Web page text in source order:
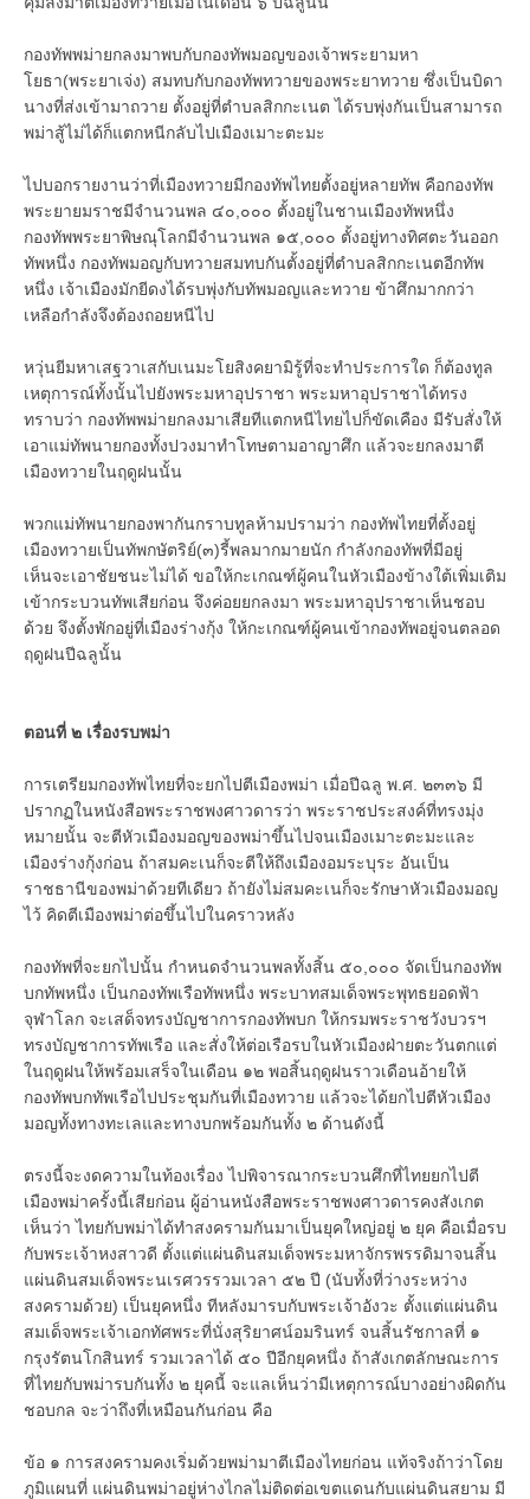
กองทัพพม่ายกลงมาพบกับกองทัพมอญของเจ้าพระยามหา
โยธา(พระยาเจ่ง) สมทบกับกองทัพทวายของพระยาทวาย ซึ่งเป็นบิดา
นางที่ส่งเข้ามาถวาย ตั้งอยู่ที่ตำบลสิกกะเนต ได้รบพุ่งกันเป็นสามารถ
พม่าสู้ไม่ได้ก็แตกหนีกลับไปเมืองเมาะตะมะ
ไปบอกรายงานว่าที่เมืองทวายมีกองทัพไทยตั้งอยู่หลายทัพ คือกองทัพ
พระยายมราชมีจำนวนพล ๔๐,๐๐๐ ตั้งอยู่ในชานเมืองทัพหนึ่ง
กองทัพพระยาพิษณุโลกมีจำนวนพล ๑๕,๐๐๐ ตั้งอยู่ทางทิศตะวันออก
ทัพหนึ่ง กองทัพมอญกับทวายสมทบกันตั้งอยู่ที่ตำบลสิกกะเนตอีกทัพ
หนึ่ง เจ้าเมืองมักยีดงได้รบพุ่งกับทัพมอญและทวาย ข้าศึกมากกว่า
เหลือกำลังจึงต้องถอยหนีไป
หวุ่นยีมหาเสฐวาเสกับเนมะโยสิงคยามิรู้ที่จะทำประการใด ก็ต้องทูล
เหตุการณ์ทั้งนั้นไปยังพระมหาอุปราชา พระมหาอุปราชาได้ทรง
ทราบว่า กองทัพพม่ายกลงมาเสียทีแตกหนีไทยไปก็ขัดเคือง มีรับสั่งให้
เอาแม่ทัพนายกองทั้งปวงมาทำโทษตามอาญาศึก แล้วจะยกลงมาตี
เมืองทวายในฤดูฝนนั้น
พวกแม่ทัพนายกองพากันกราบทูลห้ามปรามว่า กองทัพไทยที่ตั้งอยู่
เมืองทวายเป็นทัพกษัตริย์(๓)รี้พลมากมายนัก กำลังกองทัพที่มีอยู่
เห็นจะเอาชัยชนะไม่ได้ ขอให้กะเกณฑ์ผู้คนในหัวเมืองข้างใต้เพิ่มเติม
เข้ากระบวนทัพเสียก่อน จึงค่อยยกลงมา พระมหาอุปราชาเห็นชอบ
ด้วย จึงตั้งพักอยู่ที่เมืองร่างกุ้ง ให้กะเกณฑ์ผู้คนเข้ากองทัพอยู่จนตลอด
ฤดูฝนปีฉลูนั้น
ตอนที่ ๒ เรื่องรบพม่า
การเตรียมกองทัพไทยที่จะยกไปตีเมืองพม่า เมื่อปีฉลู พ.ศ. ๒๓๓๖ มี
ปรากฏในหนังสือพระราชพงศาวดารว่า พระราชประสงค์ที่ทรงมุ่ง
หมายนั้น จะตีหัวเมืองมอญของพม่าขึ้นไปจนเมืองเมาะตะมะและ
เมืองร่างกุ้งก่อน ถ้าสมคะเนก็จะตีให้ถึงเมืองอมระบุระ อันเป็น
ราชธานีของพม่าด้วยทีเดียว ถ้ายังไม่สมคะเนก็จะรักษาหัวเมืองมอญ
ไว้ คิดตีเมืองพม่าต่อขึ้นไปในคราวหลัง
กองทัพที่จะยกไปนั้น กำหนดจำนวนพลทั้งสิ้น ๕๐,๐๐๐ จัดเป็นกองทัพ
บกทัพหนึ่ง เป็นกองทัพเรือทัพหนึ่ง พระบาทสมเด็จพระพุทธยอดฟ้า
จุฬาโลก จะเสด็จทรงบัญชาการกองทัพบก ให้กรมพระราชวังบวรฯ
ทรงบัญชาการทัพเรือ และสั่งให้ต่อเรือรบในหัวเมืองฝ่ายตะวันตกแต่
ในฤดูฝนให้พร้อมเสร็จในเดือน ๑๒ พอสิ้นฤดูฝนราวเดือนอ้ายให้
กองทัพบกทัพเรือไปประชุมกันที่เมืองทวาย แล้วจะได้ยกไปตีหัวเมือง
มอญทั้งทางทะเลและทางบกพร้อมกันทั้ง ๒ ด้านดังนี้
ตรงนี้จะงดความในท้องเรื่อง ไปพิจารณากระบวนศึกที่ไทยยกไปตี
เมืองพม่าครั้งนี้เสียก่อน ผู้อ่านหนังสือพระราชพงศาวดารคงสังเกต
เห็นว่า ไทยกับพม่าได้ทำสงครามกันมาเป็นยุคใหญ่อยู่ ๒ ยุค คือเมื่อรบ
กับพระเจ้าหงสาวดี ตั้งแต่แผ่นดินสมเด็จพระมหาจักรพรรดิมาจนสิ้น
แผ่นดินสมเด็จพระนเรศวรรวมเวลา ๕๒ ปี (นับทั้งที่ว่างระหว่าง
สงครามด้วย) เป็นยุคหนึ่ง ทีหลังมารบกับพระเจ้าอังวะ ตั้งแต่แผ่นดิน
สมเด็จพระเจ้าเอกทัศพระที่นั่งสุริยาศน์อมรินทร์ จนสิ้นรัชกาลที่ ๑
กรุงรัตนโกสินทร์ รวมเวลาได้ ๕๐ ปีอีกยุคหนึ่ง ถ้าสังเกตลักษณะการ
ที่ไทยกับพม่ารบกันทั้ง ๒ ยุคนี้ จะแลเห็นว่ามีเหตุการณ์บางอย่างผิดกัน
ชอบกล จะว่าถึงที่เหมือนกันก่อน คือ
ข้อ ๑ การสงครามคงเริ่มด้วยพม่ามาตีเมืองไทยก่อน แท้จริงถ้าว่าโดย
ภูมิแผนที่ แผ่นดินพม่าอยู่ห่างไกลไม่ติดต่อเขตแดนกับแผ่นดินสยาม มี